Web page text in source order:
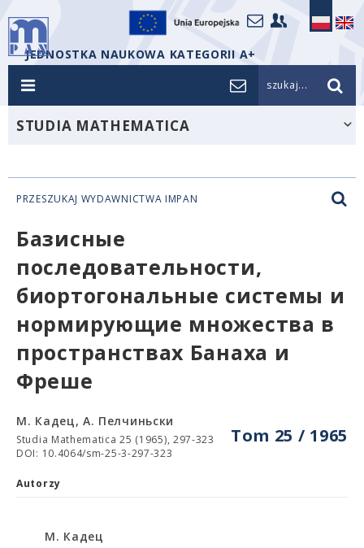
JEDNOSTKA NAUKOWA KATEGORII A+
szukaj...
STUDIA MATHEMATICA
PRZESZUKAJ WYDAWNICTWA IMPAN
Базисные
последовательности,
биортогональные системы и
нормирующие множества в
пространствах Банаха и
Фреше
Tom 25 / 1965
М. Кадец, А. Пелчиньски
Studia Mathematica 25 (1965), 297-323
DOI: 10.4064/sm-25-3-297-323
Autorzy
М. Кадец